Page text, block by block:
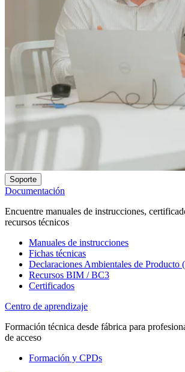
Soporte
Documentación
Encuentre manuales de instrucciones,
recursos técnicos
Manuales de instrucciones
Fichas técnicas
Declaraciones Ambientales de Producto
Recursos BIM / BC3
Certificados
Centro de aprendizaje
Formación técnica desde fábrica para
de acceso
Formación y CPDs